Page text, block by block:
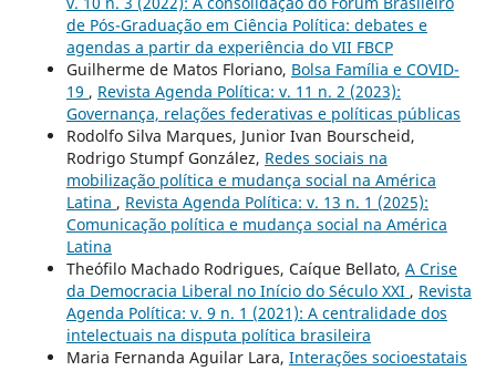
de Pós-Graduação em Ciência Política: debates e
agendas a partir da experiência do VII FBCP
Guilherme de Matos Floriano, Bolsa Família e COVID-
19 , Revista Agenda Política: v. 11 n. 2 (2023):
Governança, relações federativas e políticas públicas
Rodolfo Silva Marques, Junior Ivan Bourscheid,
Rodrigo Stumpf González, Redes sociais na
mobilização política e mudança social na América
Latina , Revista Agenda Política: v. 13 n. 1 (2025):
Comunicação política e mudança social na América
Latina
Theófilo Machado Rodrigues, Caíque Bellato, A Crise
da Democracia Liberal no Início do Século XXI , Revista
Agenda Política: v. 9 n. 1 (2021): A centralidade dos
intelectuais na disputa política brasileira
Maria Fernanda Aguilar Lara, Interações socioestatais